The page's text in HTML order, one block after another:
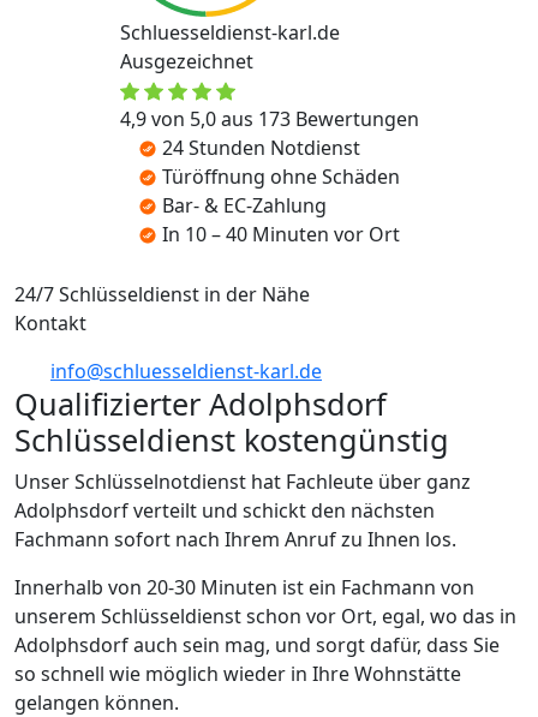
Schluesseldienst-karl.de
Ausgezeichnet
4,9 von 5,0 aus 173 Bewertungen
24 Stunden Notdienst
Türöffnung ohne Schäden
Bar- & EC-Zahlung
In 10 – 40 Minuten vor Ort
24/7 Schlüsseldienst in der Nähe
Kontakt
info@schluesseldienst-karl.de
Qualifizierter Adolphsdorf
Schlüsseldienst kostengünstig
Unser Schlüsselnotdienst hat Fachleute über ganz
Adolphsdorf verteilt und schickt den nächsten
Fachmann sofort nach Ihrem Anruf zu Ihnen los.
Innerhalb von 20-30 Minuten ist ein Fachmann von
unserem Schlüsseldienst schon vor Ort, egal, wo das in
Adolphsdorf auch sein mag, und sorgt dafür, dass Sie
so schnell wie möglich wieder in Ihre Wohnstätte
gelangen können.